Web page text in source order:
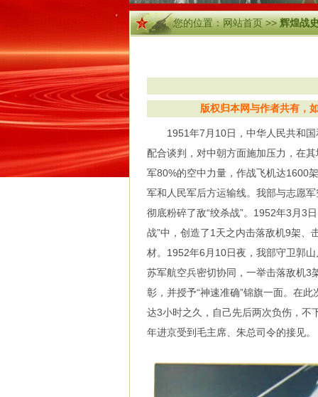
您的位置：网站首页>>辉煌战
版权归本网与作者共有，
1951年7月10日，中华人民共和国
配合谈判，对中朝方面施加压力，在
军80%的空中力量，作战飞机达1600
军和人民军后方运输线。我部与志愿
彻底粉碎了敌“绞杀战”。1952年3月3
战”中，创造了1天之内击落敌机9架、
材。1952年6月10日夜，我部守卫郭
苏军航空兵密切协同，一举击落敌机3
彰，并授予“神速准确”锦旗一面。在
达3小时之久，自己先后两次负伤，不
年进京受到毛主席、朱总司令的接见。